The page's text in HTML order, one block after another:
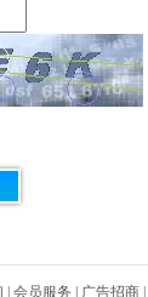
会员服务 广告招商